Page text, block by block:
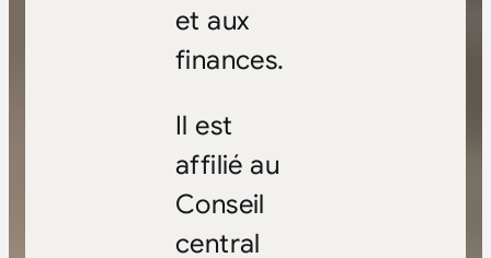
et aux
finances.
Il est
affilié au
Conseil
central